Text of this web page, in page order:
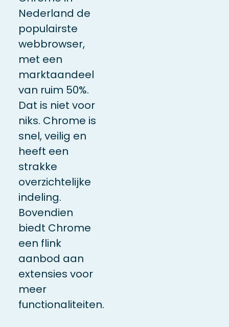
Nederland de
populairste
webbrowser,
met een
marktaandeel
van ruim 50%.
Dat is niet voor
niks. Chrome is
snel, veilig en
heeft een
strakke
overzichtelijke
indeling.
Bovendien
biedt Chrome
een flink
aanbod aan
extensies voor
meer
functionaliteiten.